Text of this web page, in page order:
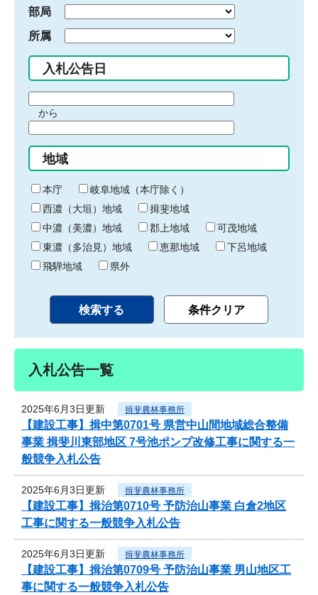
部局
所属
入札公告日
間
始
り
から
間
終
わ
り
地域
本庁
岐阜地域（本庁除く）
西濃（大垣）地域
揖斐地域
中濃（美濃）地域
郡上地域
可茂地域
東濃（多治見）地域
恵那地域
下呂地域
飛騨地域
県外
入札公告一覧
2025年6月3日更新 揖斐農林事務所
【建設工事】揖中第0701号 県営中山間地域総合整備
事業 揖斐川東部地区 7号池ポンプ改修工事に関する一
般競争入札公告
2025年6月3日更新 揖斐農林事務所
【建設工事】揖治第0710号 予防治山事業 白倉2地区
工事に関する一般競争入札公告
2025年6月3日更新 揖斐農林事務所
【建設工事】揖治第0709号 予防治山事業 男山地区工
事に関する一般競争入札公告